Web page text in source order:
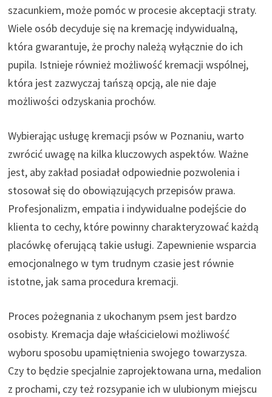
szacunkiem, może pomóc w procesie akceptacji straty.
Wiele osób decyduje się na kremację indywidualną,
która gwarantuje, że prochy należą wyłącznie do ich
pupila. Istnieje również możliwość kremacji wspólnej,
która jest zazwyczaj tańszą opcją, ale nie daje
możliwości odzyskania prochów.
Wybierając usługę kremacji psów w Poznaniu, warto
zwrócić uwagę na kilka kluczowych aspektów. Ważne
jest, aby zakład posiadał odpowiednie pozwolenia i
stosował się do obowiązujących przepisów prawa.
Profesjonalizm, empatia i indywidualne podejście do
klienta to cechy, które powinny charakteryzować każdą
placówkę oferującą takie usługi. Zapewnienie wsparcia
emocjonalnego w tym trudnym czasie jest równie
istotne, jak sama procedura kremacji.
Proces pożegnania z ukochanym psem jest bardzo
osobisty. Kremacja daje właścicielowi możliwość
wyboru sposobu upamiętnienia swojego towarzysza.
Czy to będzie specjalnie zaprojektowana urna, medalion
z prochami, czy też rozsypanie ich w ulubionym miejscu